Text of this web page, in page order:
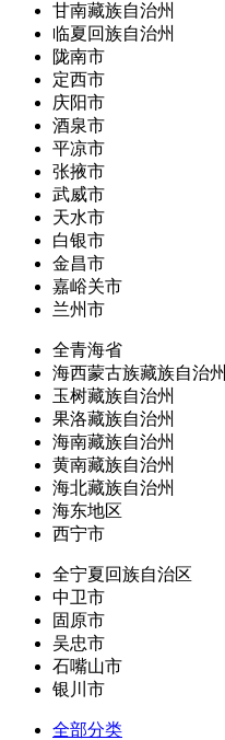
甘南藏族自治州
临夏回族自治州
陇南市
定西市
庆阳市
酒泉市
平凉市
张掖市
武威市
天水市
白银市
金昌市
嘉峪关市
兰州市
全青海省
海西蒙古族藏族自治州
玉树藏族自治州
果洛藏族自治州
海南藏族自治州
黄南藏族自治州
海北藏族自治州
海东地区
西宁市
全宁夏回族自治区
中卫市
固原市
吴忠市
石嘴山市
银川市
全部分类